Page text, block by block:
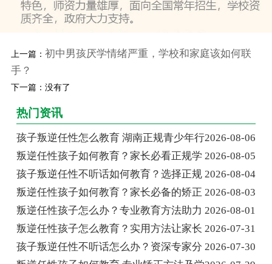
上一篇： 初中男孩厌学情绪严重，学校和家庭该如何联
手？
下一篇：没有了
热门资讯
孩子叛逆任性怎么教育 湖南正规青少年行2026-08-06
叛逆任性孩子如何教育？家长必看正规学 2026-08-05
孩子叛逆任性不听话如何教育？选择正规 2026-08-04
叛逆任性孩子如何教育？家长必备的矫正 2026-08-03
叛逆任性孩子怎么办？专业教育方法助力 2026-08-01
叛逆任性孩子怎么教育？实用方法让家长 2026-07-31
孩子叛逆任性不听话怎么办？资深专家分 2026-07-30